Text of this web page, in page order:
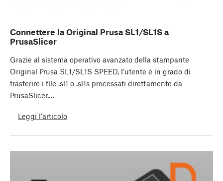
Connettere la Original Prusa SL1/SL1S a
PrusaSlicer
Grazie al sistema operativo avanzato della stampante
Original Prusa SL1/SL1S SPEED, l'utente è in grado di
trasferire i file .sl1 o .sl1s processati direttamente da
PrusaSlicer.…
Leggi l'articolo